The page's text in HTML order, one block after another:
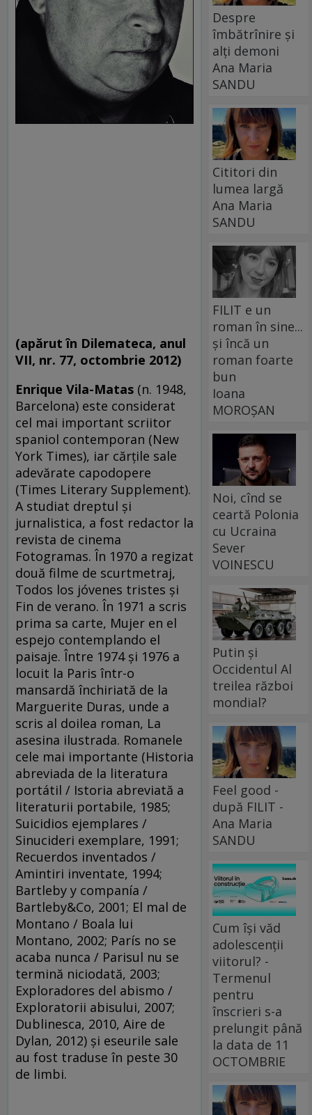
(apărut în Dilemateca, anul
VII, nr. 77, octombrie 2012)
Enrique Vila-Matas (n. 1948,
Barcelona) este considerat
cel mai important scriitor
spaniol contemporan (New
York Times), iar cărţile sale
adevărate capodopere
(Times Literary Supplement).
A studiat dreptul şi
jurnalistica, a fost redactor la
revista de cinema
Fotogramas. În 1970 a regizat
două filme de scurtmetraj,
Todos los jóvenes tristes şi
Fin de verano. În 1971 a scris
prima sa carte, Mujer en el
espejo contemplando el
paisaje. Între 1974 şi 1976 a
locuit la Paris într-o
mansardă închiriată de la
Marguerite Duras, unde a
scris al doilea roman, La
asesina ilustrada. Romanele
cele mai importante (Historia
abreviada de la literatura
portátil / Istoria abreviată a
literaturii portabile, 1985;
Suicidios ejemplares /
Sinucideri exemplare, 1991;
Recuerdos inventados /
Amintiri inventate, 1994;
Bartleby y companía /
Bartleby&Co, 2001; El mal de
Montano / Boala lui
Montano, 2002; París no se
acaba nunca / Parisul nu se
termină niciodată, 2003;
Exploradores del abismo /
Exploratorii abisului, 2007;
Dublinesca, 2010, Aire de
Dylan, 2012) şi eseurile sale
au fost traduse în peste 30
de limbi.
Despre
îmbătrînire și
alți demoni
Ana Maria
SANDU
Cititori din
lumea largă
Ana Maria
SANDU
FILIT e un
roman în sine...
și încă un
roman foarte
bun
Ioana
MOROȘAN
Noi, cînd se
ceartă Polonia
cu Ucraina
Sever
VOINESCU
Putin și
Occidentul Al
treilea război
mondial?
Feel good -
după FILIT -
Ana Maria
SANDU
Cum își văd
adolescenții
viitorul? -
Termenul
pentru
înscrieri s-a
prelungit până
la data de 11
OCTOMBRIE